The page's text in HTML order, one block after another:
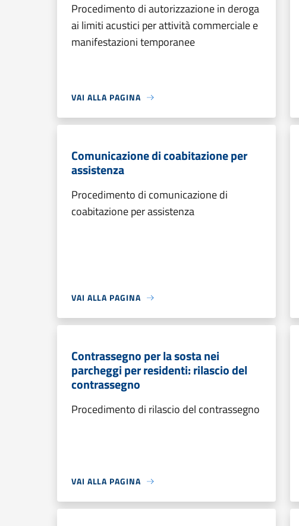
Procedimento di autorizzazione in deroga
ai limiti acustici per attività commerciale e
manifestazioni temporanee
VAI ALLA PAGINA
Comunicazione di coabitazione per
assistenza
Procedimento di comunicazione di
coabitazione per assistenza
VAI ALLA PAGINA
Contrassegno per la sosta nei
parcheggi per residenti: rilascio del
contrassegno
Procedimento di rilascio del contrassegno
VAI ALLA PAGINA